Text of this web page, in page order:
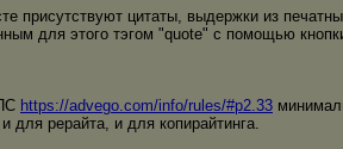
присутствуют цитаты, выдержки из
для этого тэгом "quote" с помощью
https://advego.com/info/rules/#p2.33
для рерайта, и для копирайтинга.